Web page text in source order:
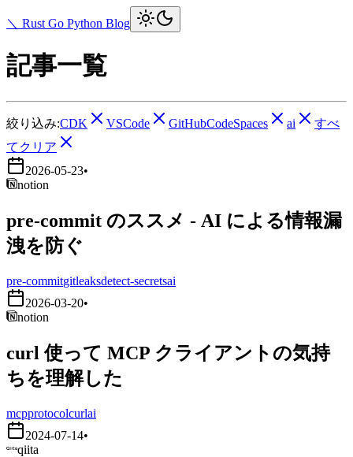
＼ Rust Go Python Blog
記事一覧
絞り込み:CDK VSCode GitHubCodeSpaces ai
すべ
てクリア
2026-05-23•
notion
pre-commit のススメ - AI による情報漏
洩を防ぐ
pre-commitgitleaksdetect-secretsai
2026-03-20•
notion
curl 使って MCP クライアントの気持
ちを理解した
mcpprotocolcurlai
2024-07-14•
qiita